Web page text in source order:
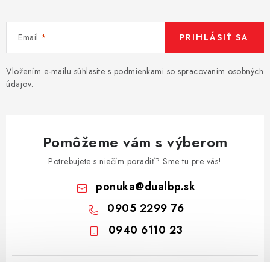
Email
Vložením e-mailu súhlasíte s podmienkami so spracovaním osobných
údajov.
PRIHLÁSIŤ SA
Pomôžeme vám s výberom
Potrebujete s niečím poradiť? Sme tu pre vás!
ponuka@dualbp.sk
0905 2299 76
0940 6110 23